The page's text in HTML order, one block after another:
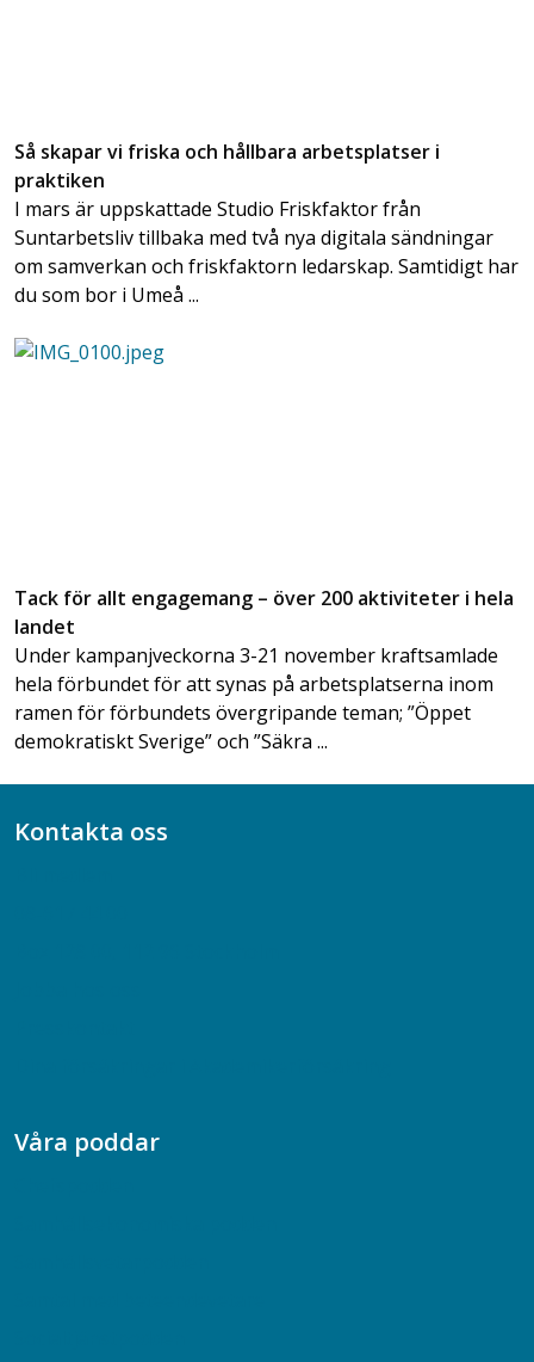
Så skapar vi friska och hållbara arbetsplatser i
praktiken
I mars är uppskattade Studio Friskfaktor från
Suntarbetsliv tillbaka med två nya digitala sändningar
om samverkan och friskfaktorn ledarskap. Samtidigt har
du som bor i Umeå ...
Tack för allt engagemang – över 200 aktiviteter i hela
landet
Under kampanjveckorna 3-21 november kraftsamlade
hela förbundet för att synas på arbetsplatserna inom
ramen för förbundets övergripande teman; ”Öppet
demokratiskt Sverige” och ”Säkra ...
Kontakta oss
Våra poddar